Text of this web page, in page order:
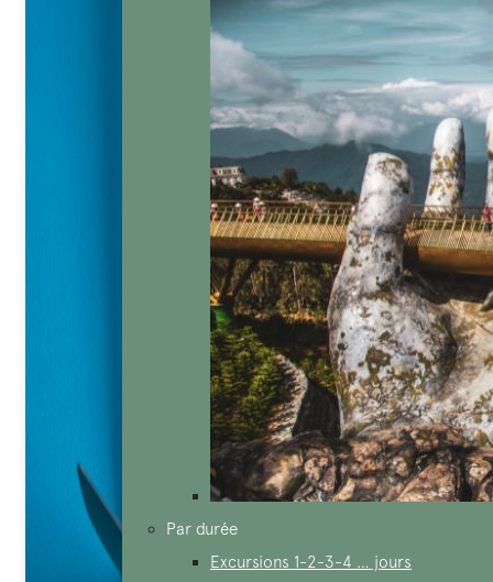
Par durée
Excursions 1-2-3-4 … jours